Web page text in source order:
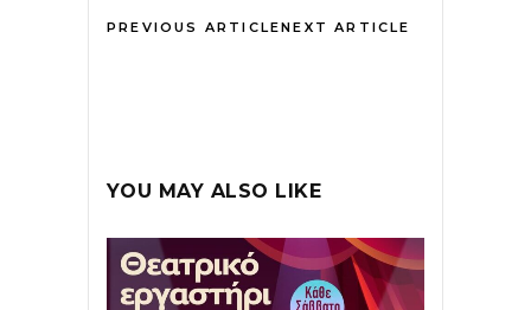
PREVIOUS ARTICLENEXT ARTICLE
YOU MAY ALSO LIKE